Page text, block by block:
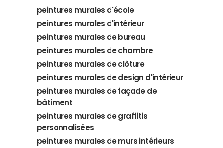
peintures murales d'école
peintures murales d'intérieur
peintures murales de bureau
peintures murales de chambre
peintures murales de clôture
peintures murales de design d'intérieur
peintures murales de façade de
bâtiment
peintures murales de graffitis
personnalisées
peintures murales de murs intérieurs